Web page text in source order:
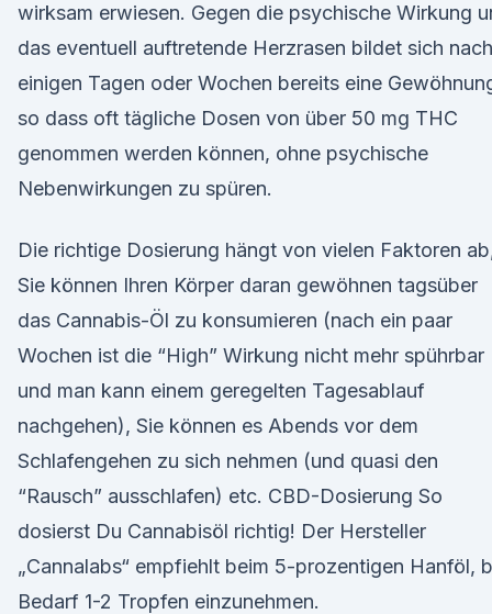
wirksam erwiesen. Gegen die psychische Wirkung
das eventuell auftretende Herzrasen bildet sich nach
einigen Tagen oder Wochen bereits eine
so dass oft tägliche Dosen von über 50 mg THC
genommen werden können, ohne psychische
Nebenwirkungen zu spüren.
Die richtige Dosierung hängt von vielen Faktoren
Sie können Ihren Körper daran gewöhnen tagsüber
das Cannabis-Öl zu konsumieren (nach ein paar
Wochen ist die “High” Wirkung nicht mehr spührbar
und man kann einem geregelten Tagesablauf
nachgehen), Sie können es Abends vor dem
Schlafengehen zu sich nehmen (und quasi den
“Rausch” ausschlafen) etc. CBD-Dosierung So
dosierst Du Cannabisöl richtig! Der Hersteller
„Cannalabs“ empfiehlt beim 5-prozentigen Hanföl,
Bedarf 1-2 Tropfen einzunehmen.